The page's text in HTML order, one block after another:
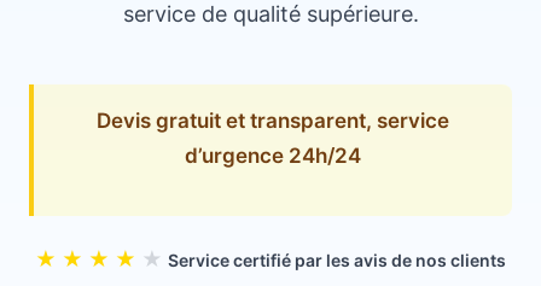
service de qualité supérieure.
Devis gratuit et transparent, service
d’urgence 24h/24
★ ★ ★ ★ ★ Service certifié par les avis de nos clients